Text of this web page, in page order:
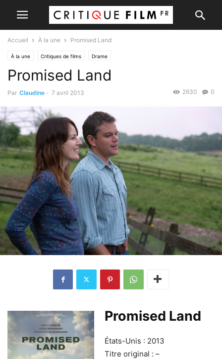
Accueil À la une Promised Land
À la une Critiques de films Drame
Promised Land
Par Claudine - 7 avril 2013 0
2630
Promised Land
États-Unis : 2013
Titre original : –